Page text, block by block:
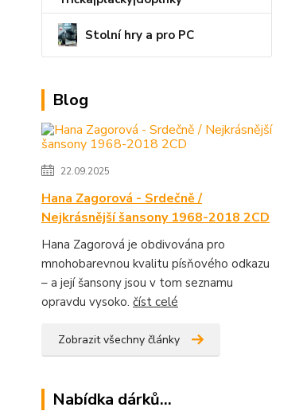
Stolní hry a pro PC
Blog
22.09.2025
Hana Zagorová - Srdečně /
Nejkrásnější šansony 1968-2018 2CD
Hana Zagorová je obdivována pro
mnohobarevnou kvalitu písňového odkazu
– a její šansony jsou v tom seznamu
opravdu vysoko. číst celé
Zobrazit všechny články
Nabídka dárků...